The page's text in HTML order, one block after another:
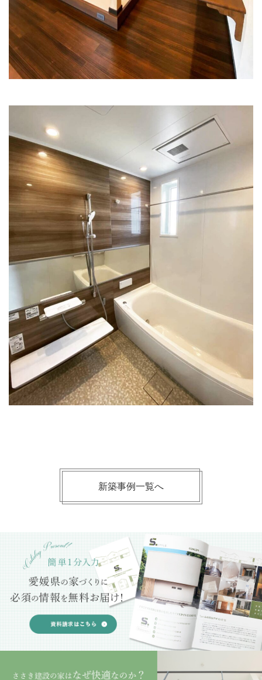
新築事例一覧へ